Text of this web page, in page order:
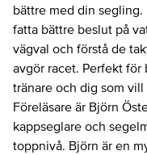
bättre med din
fatta bättre beslut på
vägval och förstå de
avgör racet. Perfekt för
tränare och dig som
Föreläsare är Björn
kappseglare och
toppnivå. Björn är en